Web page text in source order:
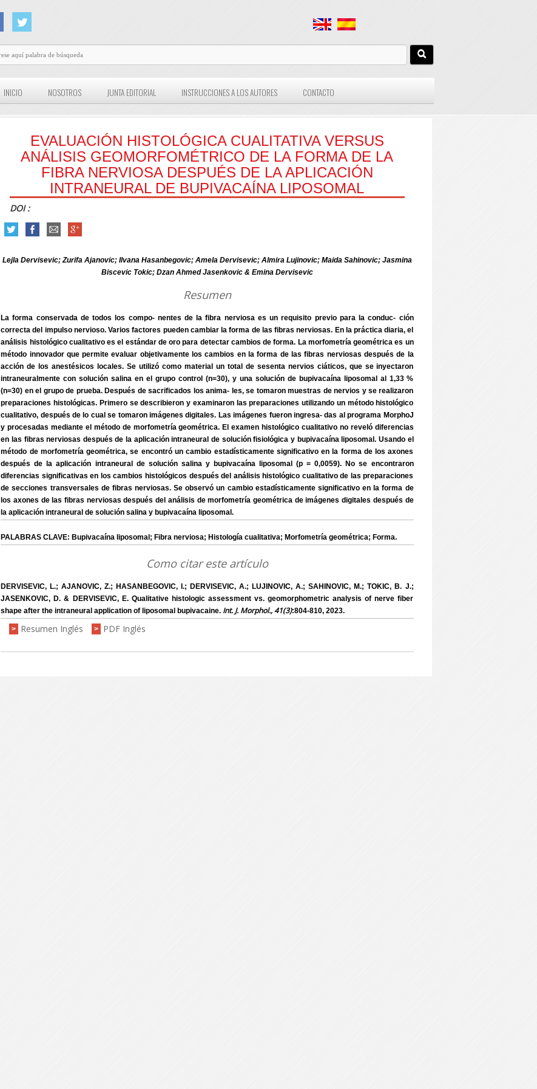
INICIO NOSOTROS JUNTA EDITORIAL INSTRUCCIONES A LOS AUTORES CONTACTO
EVALUACIÓN HISTOLÓGICA CUALITATIVA VERSUS
ANÁLISIS GEOMORFOMÉTRICO DE LA FORMA DE LA
FIBRA NERVIOSA DESPUÉS DE LA APLICACIÓN
INTRANEURAL DE BUPIVACAÍNA LIPOSOMAL
DOI :
Lejla Dervisevic; Zurifa Ajanovic; Ilvana Hasanbegovic; Amela Dervisevic; Almira Lujinovic; Maida Sahinovic; Jasmina
Biscevic Tokic; Dzan Ahmed Jasenkovic & Emina Dervisevic
Resumen
La forma conservada de todos los compo- nentes de la fibra nerviosa es un requisito previo para la conduc- ción
correcta del impulso nervioso. Varios factores pueden cambiar la forma de las fibras nerviosas. En la práctica diaria, el
análisis histológico cualitativo es el estándar de oro para detectar cambios de forma. La morfometría geométrica es un
método innovador que permite evaluar objetivamente los cambios en la forma de las fibras nerviosas después de la
acción de los anestésicos locales. Se utilizó como material un total de sesenta nervios ciáticos, que se inyectaron
intraneuralmente con solución salina en el grupo control (n=30), y una solución de bupivacaína liposomal al 1,33 %
(n=30) en el grupo de prueba. Después de sacrificados los anima- les, se tomaron muestras de nervios y se realizaron
preparaciones histológicas. Primero se describieron y examinaron las preparaciones utilizando un método histológico
cualitativo, después de lo cual se tomaron imágenes digitales. Las imágenes fueron ingresa- das al programa MorphoJ
y procesadas mediante el método de morfometría geométrica. El examen histológico cualitativo no reveló diferencias
en las fibras nerviosas después de la aplicación intraneural de solución fisiológica y bupivacaína liposomal. Usando el
método de morfometría geométrica, se encontró un cambio estadísticamente significativo en la forma de los axones
después de la aplicación intraneural de solución salina y bupivacaína liposomal (p = 0,0059). No se encontraron
diferencias significativas en los cambios histológicos después del análisis histológico cualitativo de las preparaciones
de secciones transversales de fibras nerviosas. Se observó un cambio estadísticamente significativo en la forma de
los axones de las fibras nerviosas después del análisis de morfometría geométrica de imágenes digitales después de
la aplicación intraneural de solución salina y bupivacaína liposomal.
PALABRAS CLAVE: Bupivacaína liposomal; Fibra nerviosa; Histología cualitativa; Morfometría geométrica; Forma.
Como citar este artículo
DERVISEVIC, L.; AJANOVIC, Z.; HASANBEGOVIC, I.; DERVISEVIC, A.; LUJINOVIC, A.; SAHINOVIC, M.; TOKIC, B. J.;
JASENKOVIC, D. & DERVISEVIC, E. Qualitative histologic assessment vs. geomorphometric analysis of nerve fiber
shape after the intraneural application of liposomal bupivacaine. Int. J. Morphol., 41(3):804-810, 2023.
> Resumen Inglés > PDF Inglés